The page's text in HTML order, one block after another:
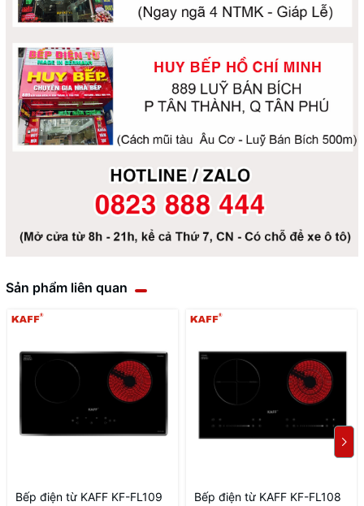
Sản phẩm liên quan
Bếp điện từ KAFF KF-FL109
Bếp điện từ KAFF KF-FL108